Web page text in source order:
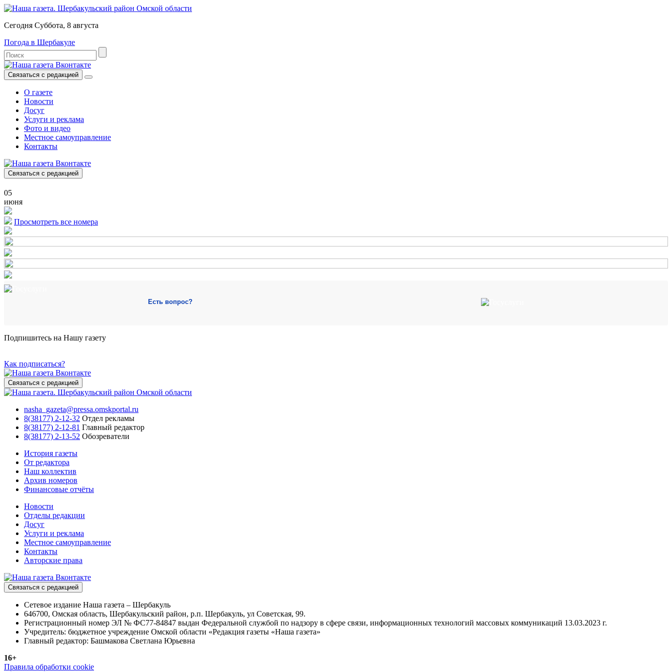
Сегодня Суббота, 8 августа
Погода в Шербакуле
Связаться с редакцией
О газете
Новости
Досуг
Услуги и реклама
Фото и видео
Местное самоуправление
Контакты
Связаться с редакцией
05
июня
Просмотреть все номера
Есть вопрос?
Подпишитесь на Нашу газету
Как подписаться?
Связаться с редакцией
nasha_gazeta@pressa.omskportal.ru
8(38177) 2-12-32 Отдел рекламы
8(38177) 2-12-81 Главный редактор
8(38177) 2-13-52 Обозреватели
История газеты
От редактора
Наш коллектив
Архив номеров
Финансовые отчёты
Новости
Отделы редакции
Досуг
Услуги и реклама
Местное самоуправление
Контакты
Авторские права
Связаться с редакцией
Сетевое издание Наша газета – Шербакуль
646700, Омская область, Шербакульский район, р.п. Шербакуль, ул Советская, 99.
Регистрационный номер ЭЛ № ФС77-84847 выдан Федеральной службой по надзору в сфере связи, информационных технологий массовых коммуникаций 13.03.2023 г.
Учредитель: бюджетное учреждение Омской области «Редакция газеты «Наша газета»
Главный редактор: Башмакова Светлана Юрьевна
16+
Правила обработки cookie